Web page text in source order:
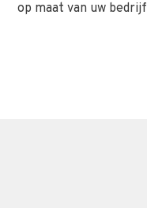
op maat van uw bedrijf